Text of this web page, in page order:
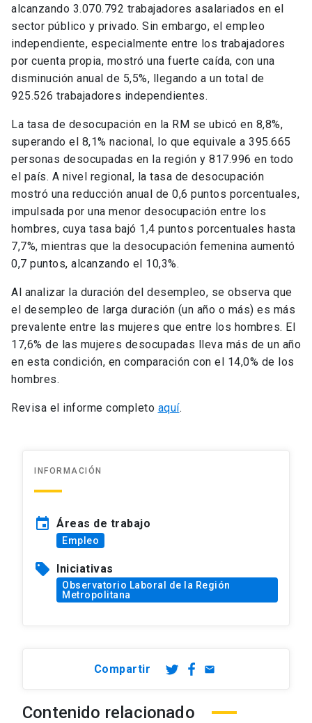
alcanzando 3.070.792 trabajadores asalariados en el
sector público y privado. Sin embargo, el empleo
independiente, especialmente entre los trabajadores
por cuenta propia, mostró una fuerte caída, con una
disminución anual de 5,5%, llegando a un total de
925.526 trabajadores independientes.
La tasa de desocupación en la RM se ubicó en 8,8%,
superando el 8,1% nacional, lo que equivale a 395.665
personas desocupadas en la región y 817.996 en todo
el país. A nivel regional, la tasa de desocupación
mostró una reducción anual de 0,6 puntos porcentuales,
impulsada por una menor desocupación entre los
hombres, cuya tasa bajó 1,4 puntos porcentuales hasta
7,7%, mientras que la desocupación femenina aumentó
0,7 puntos, alcanzando el 10,3%.
Al analizar la duración del desempleo, se observa que
el desempleo de larga duración (un año o más) es más
prevalente entre las mujeres que entre los hombres. El
17,6% de las mujeres desocupadas lleva más de un año
en esta condición, en comparación con el 14,0% de los
hombres.
Revisa el informe completo aquí.
INFORMACIÓN
event Áreas de trabajo
Empleo
sell Iniciativas
Observatorio Laboral de la Región
Metropolitana
Compartir email
Contenido relacionado